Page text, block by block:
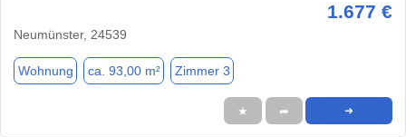
1.677 €
Neumünster, 24539
Wohnung ca. 93,00 m² Zimmer 3
★ ➦ ➜